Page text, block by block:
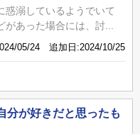
惑溺しているようでいて
あった場合には、討...
05/24 追加日:2024/10/25
分が好きだと思ったも